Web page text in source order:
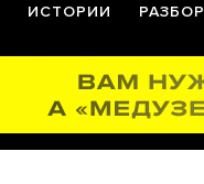
ИСТОРИИ РАЗБОР